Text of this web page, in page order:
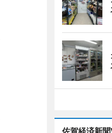
佐賀経済新